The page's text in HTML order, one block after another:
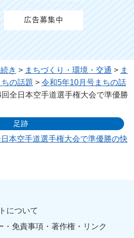
き > まちづくり・環境・交通 > ま
の話題 > 令和5年10月号まちの話
全日本空手道選手権大会で準優勝
足跡
本空手道選手権大会で準優勝の快
について
・免責事項・著作権・リンク